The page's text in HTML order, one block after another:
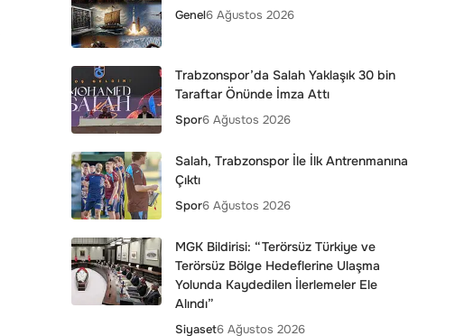
Genel6 Ağustos 2026
Trabzonspor’da Salah Yaklaşık 30 bin
Taraftar Önünde İmza Attı
Spor6 Ağustos 2026
Salah, Trabzonspor İle İlk Antrenmanına
Çıktı
Spor6 Ağustos 2026
MGK Bildirisi: “Terörsüz Türkiye ve
Terörsüz Bölge Hedeflerine Ulaşma
Yolunda Kaydedilen İlerlemeler Ele
Alındı”
Siyaset6 Ağustos 2026